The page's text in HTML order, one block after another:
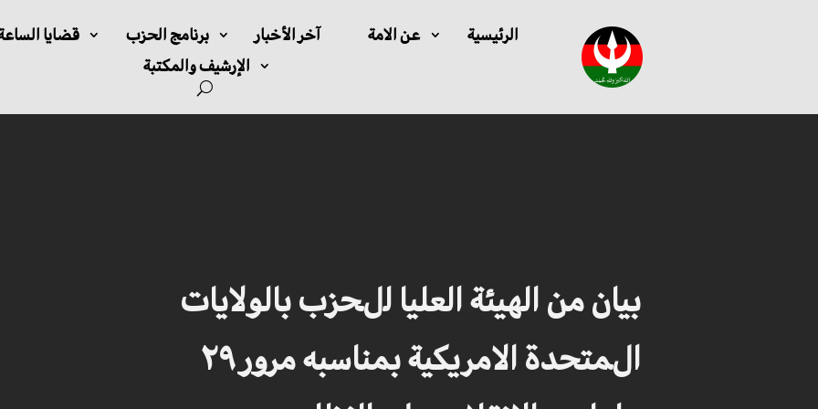
الرئيسية عن الامة آخر الأخبار برنامج الحزب قضايا
الإرشيف والمكتبة
ﺑﻴﺎﻥ من ﺍﻟﻬﻴﺌﺔ ﺍﻟﻌﻠﻴﺎ ﻟلﺤﺰﺏ باﻟﻮﻟﺎﻳﺎﺕ
الﻤﺘﺤﺪﺓ ﺍﻟﺎﻣﺮﻳﻜﻴﺔ ﺑﻤﻨﺎﺳﺒﻪ ﻣﺮﻭر ٢٩